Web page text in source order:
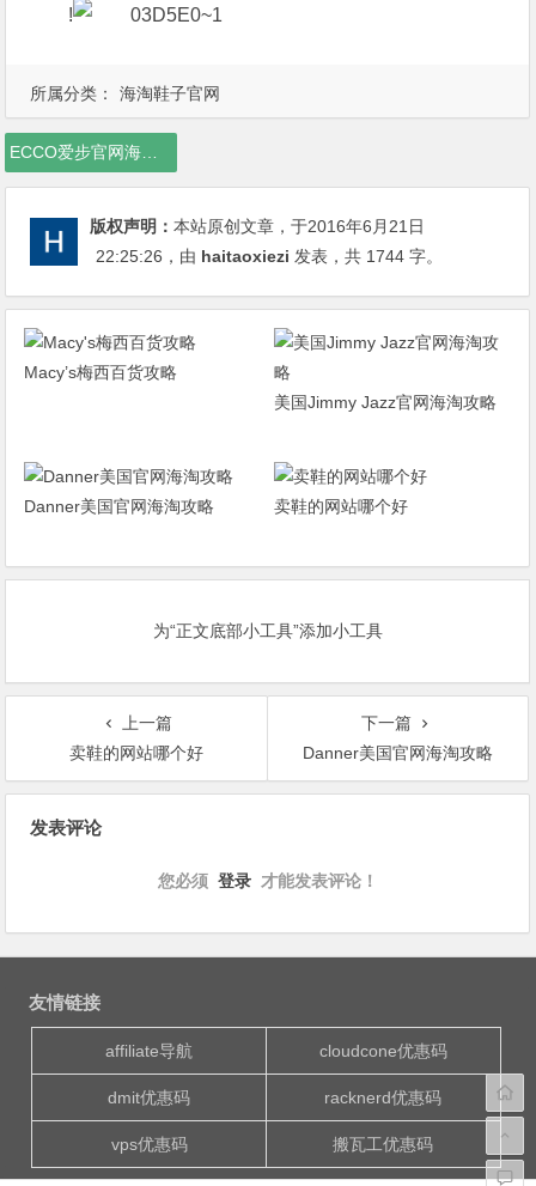
所属分类： 海淘鞋子官网
!
ECCO爱步官网海淘购物教程，ECCO爱步官网海淘攻略，ECCO爱步官网购物教程
版权声明：本站原创文章，于2016年6月21日
22:25:26 ，由 haitaoxiezi 发表，共 1744 字。
Macy’s梅西百货攻略
美国Jimmy Jazz官网海淘攻略
Danner美国官网海淘攻略 卖鞋的网站哪个好
为“正文底部小工具”添加小工具
上一篇
卖鞋的网站哪个好
下一篇
Danner美国官网海淘攻略
发表评论
您必须 登录 才能发表评论！
友情链接
affiliate导航 cloudcone优惠码
dmit优惠码 racknerd优惠码
vps优惠码 搬瓦工优惠码